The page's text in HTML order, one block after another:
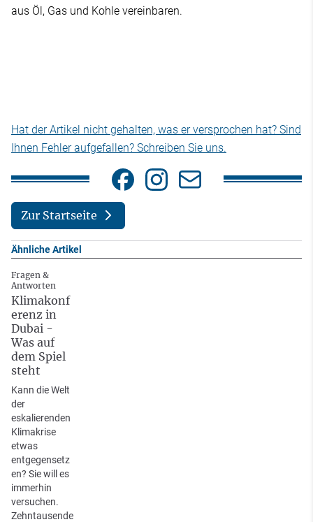
aus Öl, Gas und Kohle vereinbaren.
Hat der Artikel nicht gehalten, was er versprochen hat? Sind
Ihnen Fehler aufgefallen? Schreiben Sie uns.
Zur Startseite
Ähnliche Artikel
Fragen &
Antworten
Klimakonf
erenz in
Dubai -
Was auf
dem Spiel
steht
Kann die Welt
der
eskalierenden
Klimakrise
etwas
entgegensetz
en? Sie will es
immerhin
versuchen.
Zehntausende